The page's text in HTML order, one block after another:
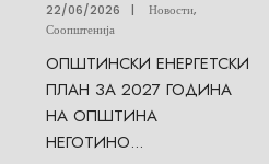
22/06/2026 | Новости,
Соопштенија
ОПШТИНСКИ ЕНЕРГЕТСКИ
ПЛАН ЗА 2027 ГОДИНА
НА ОПШТИНА
НЕГОТИНО...